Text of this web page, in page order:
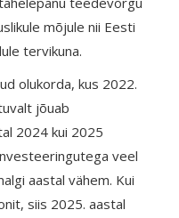
mõjule nii Eesti
tervikuna.
olukorda, kus 2022.
jõuab
2024 kui 2025
veel
aastal vähem. Kui
siis 2025. aastal